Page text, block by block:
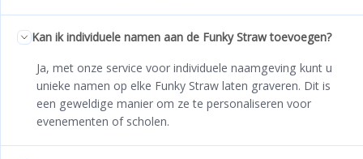
Kan ik individuele namen aan de Funky Straw toevoegen?
Ja, met onze service voor individuele naamgeving kunt u
unieke namen op elke Funky Straw laten graveren. Dit is
een geweldige manier om ze te personaliseren voor
evenementen of scholen.